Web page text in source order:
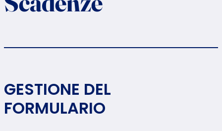
GESTIONE DEL
FORMULARIO